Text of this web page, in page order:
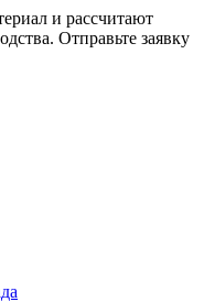
и рассчитают
Отправьте заявку